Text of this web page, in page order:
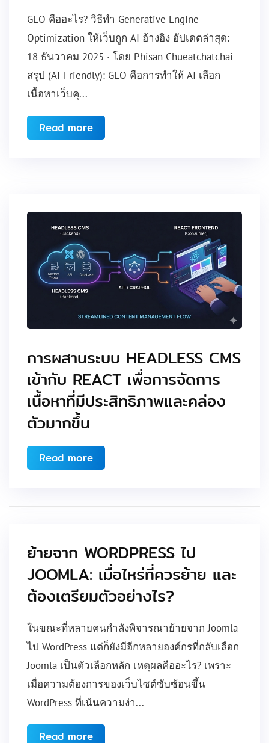
GEO คืออะไร? วิธีทำ Generative Engine
Optimization ให้เว็บถูก AI อ้างอิง อัปเดตล่าสุด:
18 ธันวาคม 2025 · โดย Phisan Chueatchatchai
สรุป (AI-Friendly): GEO คือการทำให้ AI เลือก
เนื้อหาเว็บคุ...
Read more
การผสานระบบ HEADLESS CMS
เข้ากับ REACT เพื่อการจัดการ
เนื้อหาที่มีประสิทธิภาพและคล่อง
ตัวมากขึ้น
Read more
ย้ายจาก WORDPRESS ไป
JOOMLA: เมื่อไหร่ที่ควรย้าย และ
ต้องเตรียมตัวอย่างไร?
ในขณะที่หลายคนกำลังพิจารณาย้ายจาก Joomla
ไป WordPress แต่ก็ยังมีอีกหลายองค์กรที่กลับเลือก
Joomla เป็นตัวเลือกหลัก เหตุผลคืออะไร? เพราะ
เมื่อความต้องการของเว็บไซต์ซับซ้อนขึ้น
WordPress ที่เน้นความง่า...
Read more